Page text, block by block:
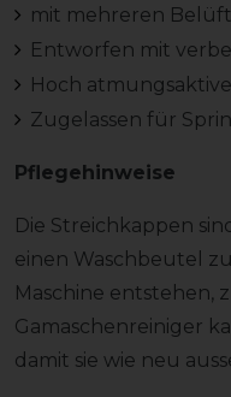
mit mehreren
Entworfen mit
Hoch
Zugelassen für
Pflegehinweise
Die Streichkappen
einen Waschbeutel
Maschine entstehen,
Gamaschenreiniger
damit sie wie neu